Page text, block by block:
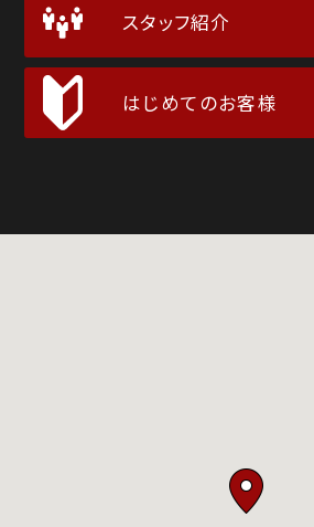
スタッフ紹介
はじめてのお客様